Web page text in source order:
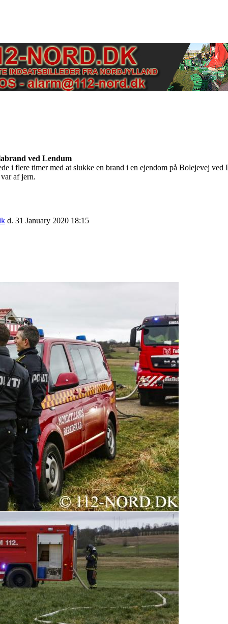
ved Lendum
i flere timer med at slukke en brand i en ejendom på Bolejevej ved
af jern.
d. 31 January 2020 18:15